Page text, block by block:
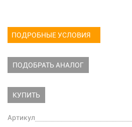
ПОДРОБНЫЕ УСЛОВИЯ
ПОДОБРАТЬ АНАЛОГ
КУПИТЬ
Артикул